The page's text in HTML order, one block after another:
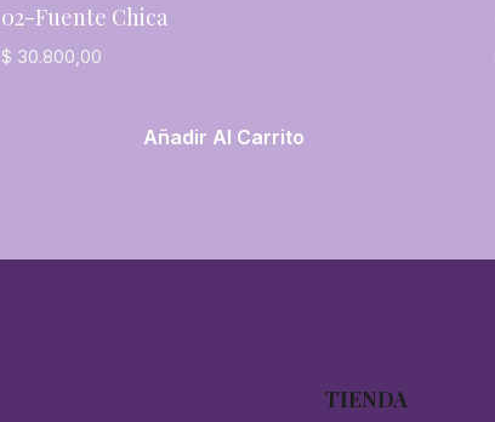
02-Fuente Chica
$ 30.800,00
Añadir Al Carrito
TIENDA